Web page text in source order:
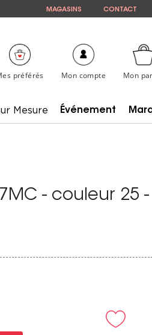
MAGASINS CONTACT
préférés Mon
Mon compte
Mesure Événement
- couleur 25 -